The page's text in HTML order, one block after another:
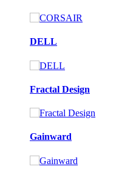
DELL
Fractal Design
Gainward